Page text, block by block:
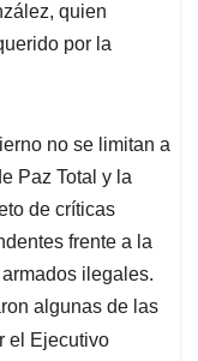
quien
por la
no se limitan a
Paz Total y la
de críticas
frente a la
ilegales.
algunas de las
el Ejecutivo